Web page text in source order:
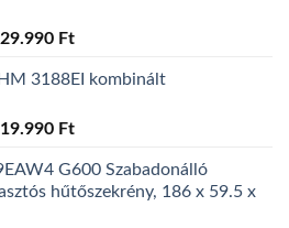
Ft.
FtCurrent
is:
3188EI kombinált
Ft.
FtCurrent
is:
119.990 Ft.
G600 Szabadonálló
hűtőszekrény, 186 x 59.5 x